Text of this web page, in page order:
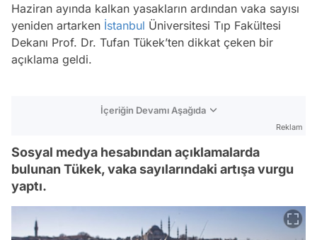
Haziran ayında kalkan yasakların ardından vaka sayısı
yeniden artarken İstanbul Üniversitesi Tıp Fakültesi
Dekanı Prof. Dr. Tufan Tükek’ten dikkat çeken bir
açıklama geldi.
İçeriğin Devamı Aşağıda
Reklam
Sosyal medya hesabından açıklamalarda
bulunan Tükek, vaka sayılarındaki artışa vurgu
yaptı.